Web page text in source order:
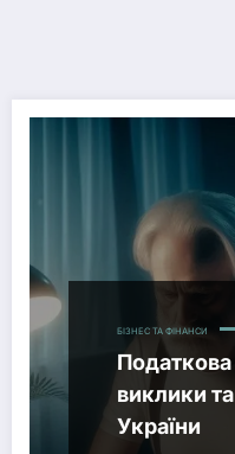
БІЗНЕС ТА ФІНАНСИ
Податкова
виклики
України